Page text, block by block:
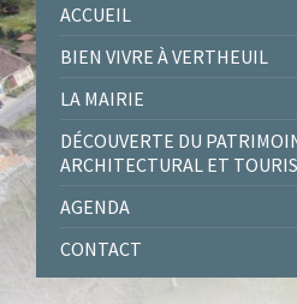
ACCUEIL
BIEN VIVRE À VERTHEUIL
LA MAIRIE
DÉCOUVERTE DU
ARCHITECTURAL ET
AGENDA
CONTACT